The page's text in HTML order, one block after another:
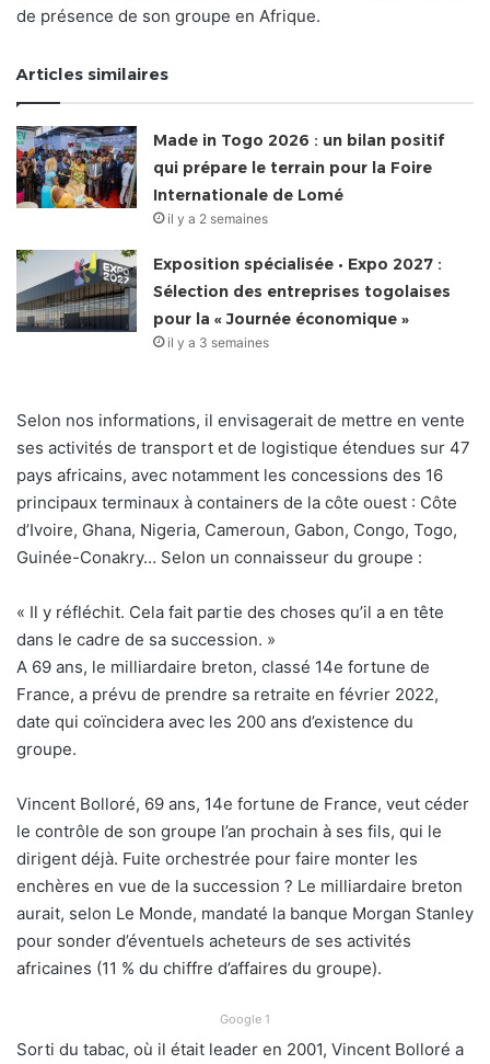
de présence de son groupe en Afrique.
Articles similaires
Made in Togo 2026 : un bilan positif
qui prépare le terrain pour la Foire
Internationale de Lomé
il y a 2 semaines
Exposition spécialisée • Expo 2027 :
Sélection des entreprises togolaises
pour la « Journée économique »
il y a 3 semaines
Selon nos informations, il envisagerait de mettre en vente
ses activités de transport et de logistique étendues sur 47
pays africains, avec notamment les concessions des 16
principaux terminaux à containers de la côte ouest : Côte
d’Ivoire, Ghana, Nigeria, Cameroun, Gabon, Congo, Togo,
Guinée-Conakry… Selon un connaisseur du groupe :
« Il y réfléchit. Cela fait partie des choses qu’il a en tête
dans le cadre de sa succession. »
A 69 ans, le milliardaire breton, classé 14e fortune de
France, a prévu de prendre sa retraite en février 2022,
date qui coïncidera avec les 200 ans d’existence du
groupe.
Vincent Bolloré, 69 ans, 14e fortune de France, veut céder
le contrôle de son groupe l’an prochain à ses fils, qui le
dirigent déjà. Fuite orchestrée pour faire monter les
enchères en vue de la succession ? Le milliardaire breton
aurait, selon Le Monde, mandaté la banque Morgan Stanley
pour sonder d’éventuels acheteurs de ses activités
africaines (11 % du chiffre d’affaires du groupe).
Google 1
Sorti du tabac, où il était leader en 2001, Vincent Bolloré a